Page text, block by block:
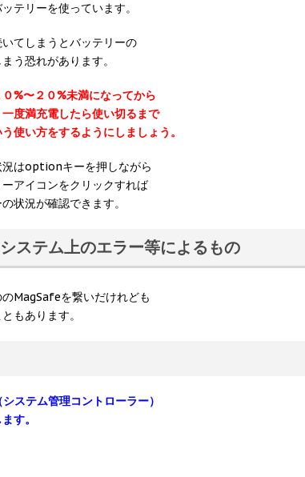
テリーを使っています。
てしまうとバッテリーの
う恐れがあります。
%〜２０%未満になってから
度満充電したら使い切るまで
使い方をするようにしましょう。
況はoptionキーを押しながら
アイコンをクリックすれば
状況が確認できます。
ステム上のエラー等によるもの
MagSafeを繋いだけれども
もあります。
ステム管理コントローラー）
す。